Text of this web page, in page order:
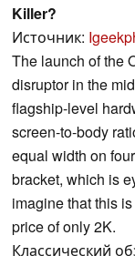
Killer?
Источник:
The launch of the
disruptor in the
flagship-level
screen-to-body
equal width on
bracket, which is
imagine that this
price of only 2K.
Классический